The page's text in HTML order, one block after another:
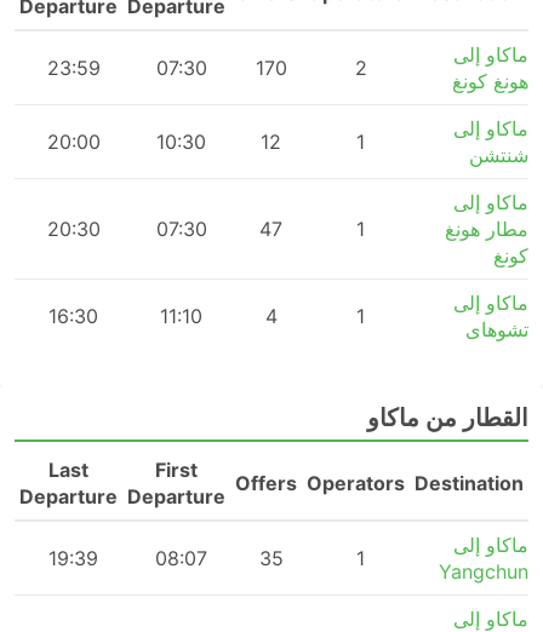
Departure
Departure
ماكاو إلى
هونغ كونغ
2
170
07:30
23:59
ماكاو إلى
شنتشن
1
12
10:30
20:00
ماكاو إلى
مطار هونغ
كونغ
1
47
07:30
20:30
ماكاو إلى
تشوهاى
1
4
11:10
16:30
القطار من ماكاو
Destination
Operators
Offers
First
Departure
Last
Departure
ماكاو إلى
Yangchun
1
35
08:07
19:39
ماكاو إلى